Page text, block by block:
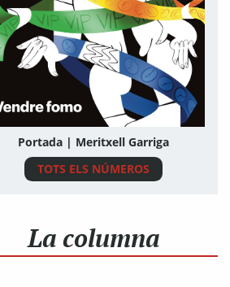
Portada | Meritxell Garriga
TOTS ELS NÚMEROS
La columna